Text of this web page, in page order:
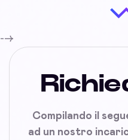
-->
Compilando il
ad un nostro